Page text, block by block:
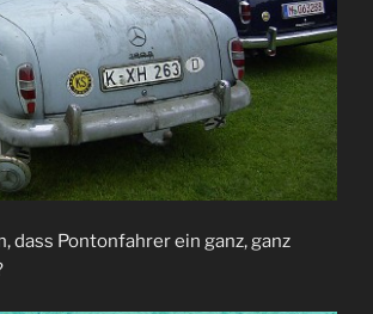
dass Pontonfahrer ein ganz, ganz